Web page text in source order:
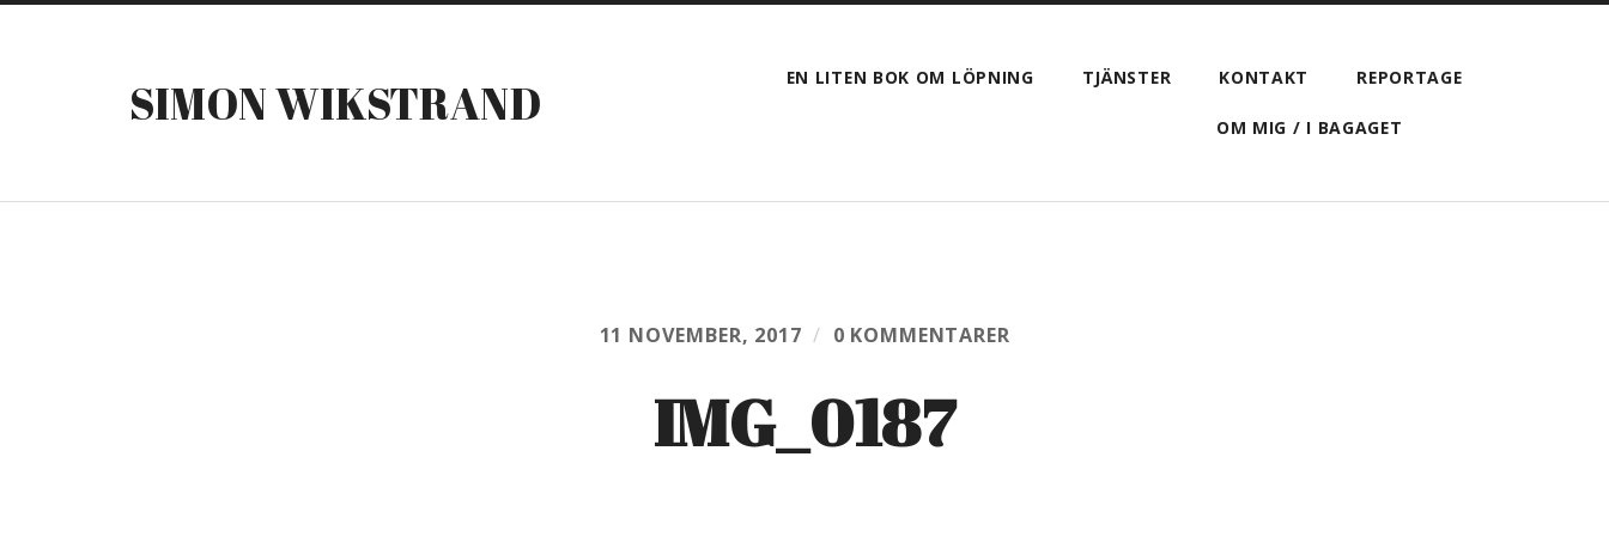
SIMON WIKSTRAND EN LITEN BOK OM LÖPNING TJÄNSTER KONTAKT REPORTAGE
OM MIG / I BAGAGET
11 NOVEMBER, 2017 / 0 KOMMENTARER
IMG_0187